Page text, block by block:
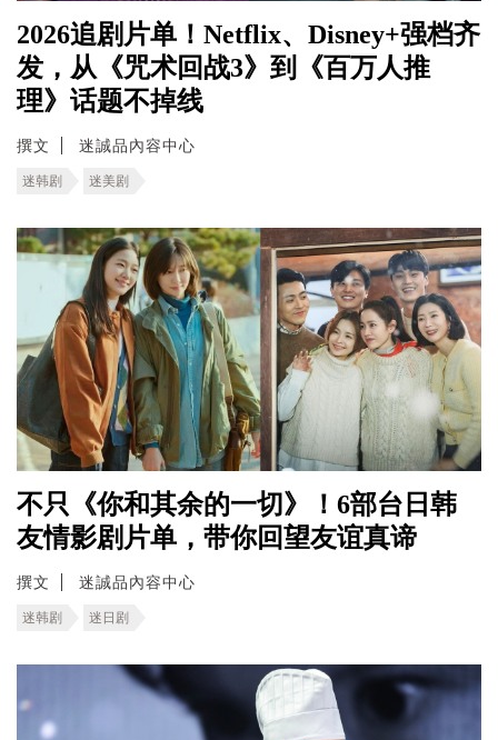
2026追剧片单！Netflix、Disney+强档齐
发，从《咒术回战3》到《百万人推
理》话题不掉线
撰文 迷誠品內容中心
迷韩剧 迷美剧
不只《你和其余的一切》！6部台日韩
友情影剧片单，带你回望友谊真谛
撰文 迷誠品內容中心
迷韩剧 迷日剧